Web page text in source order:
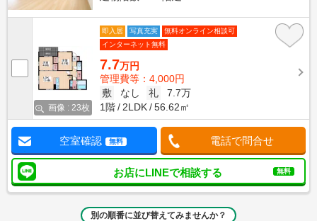
画像 : 23枚
即入居 写真充実
無料オンライン相談可
インターネット無料
7.7万円
管理費等：4,000円
敷
なし 礼
7.7万
1階
2LDK 56.62㎡
空室確認 無料 電話で問合せ
お店にLINEで相談する 無料
別の順番に並び替えてみませんか？